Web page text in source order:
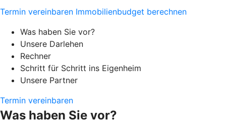
Termin vereinbaren Immobilienbudget berechnen
Was haben Sie vor?
Unsere Darlehen
Rechner
Schritt für Schritt ins Eigenheim
Unsere Partner
Termin vereinbaren
Was haben Sie vor?